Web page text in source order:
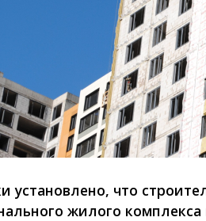
установлено, что
жилого